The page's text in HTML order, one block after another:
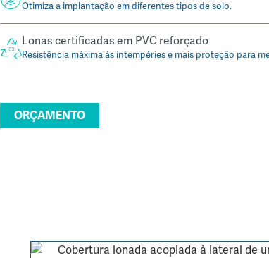
Otimiza a implantação em diferentes tipos de solo.
Lonas certificadas em PVC reforçado
Resistência máxima às intempéries e mais proteção para
ORÇAMENTO